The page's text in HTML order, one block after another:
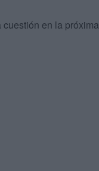
en la próxima